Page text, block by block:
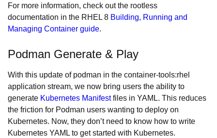
For more information, check out the rootless
documentation in the RHEL 8 Building, Running and
Managing Container guide.
Podman Generate & Play
With this update of podman in the container-tools:rhel
application stream, we now bring users the ability to
generate Kubernetes Manifestfiles in YAML. This reduces
the friction for Podman users wanting to deploy on
Kubernetes. Now, they don’t need to know how to write
Kubernetes YAML to get started with Kubernetes.